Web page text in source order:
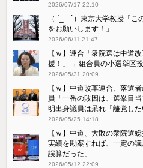
2026/07/17 22:10
（ ´_ゝ`）東京大学教授「
をお願いします！」
2026/06/11 21:47
【ｗ】連合「衆院選は中道
援！」→ 組合員の小選挙区
2026/05/31 20:09
【ｗ】中道改革連合、落選
員「一番の敗因は、選挙目
明出身議員は呆れ「離党した
2026/05/25 14:18
【ｗ】中道、大敗の衆院選
実績を勘案すれば、一定の
誤算だった」
2026/05/12 22:09